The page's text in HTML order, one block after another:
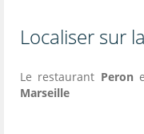
Localiser sur
Le restaurant Peron
Marseille